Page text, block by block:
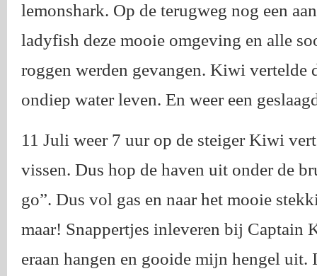
lemonshark. Op de terugweg nog een
ladyfish deze mooie omgeving en alle
roggen werden gevangen. Kiwi vertelde
ondiep water leven. En weer een
11 Juli weer 7 uur op de steiger Kiwi
vissen. Dus hop de haven uit onder de
go”. Dus vol gas en naar het mooie
maar! Snappertjes inleveren bij
eraan hangen en gooide mijn hengel uit.